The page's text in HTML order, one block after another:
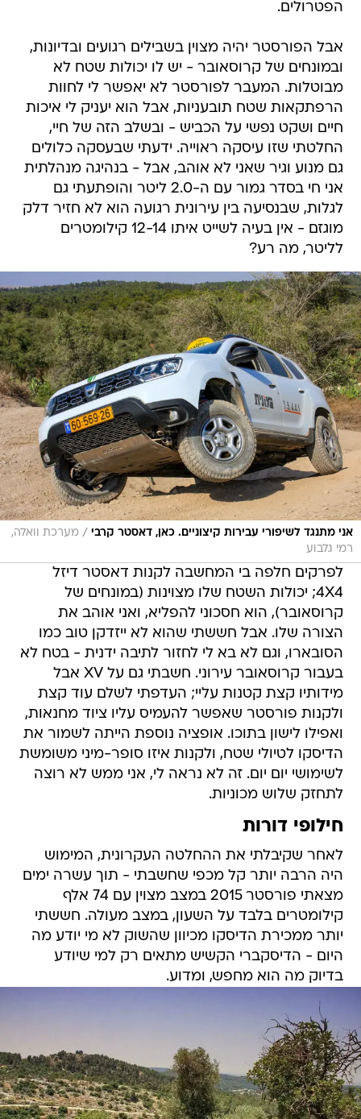
הפטרולים.
אבל הפורסטר יהיה מצוין בשבילים רגועים ובדיונות,
ובמונחים של קרוסאובר - יש לו יכולות שטח לא
מבוטלות. המעבר לפורסטר לא יאפשר לי לחוות
הרפתקאות שטח תובעניות, אבל הוא יעניק לי איכות
חיים ושקט נפשי על הכביש - ובשלב הזה של חיי,
החלטתי שזו עיסקה ראוייה. ידעתי שבעסקה כלולים
גם מנוע וגיר שאני לא אוהב, אבל - בנהיגה מנהלתית
אני חי בסדר גמור עם ה-2.0 ליטר והופתעתי גם
לגלות, שבנסיעה בין עירונית רגועה הוא לא חזיר דלק
מוגזם - אין בעיה לשייט איתו 12-14 קילומטרים
לליטר, מה רע?
אני מתנגד לשיפורי עבירות קיצוניים. כאן, דאסטר קרבי / מערכת וואלה,
רמי גלבוע
לפרקים חלפה בי המחשבה לקנות דאסטר דיזל
4X4; יכולות השטח שלו מצוינות (במונחים של
קרוסאובר), הוא חסכוני להפליא, ואני אוהב את
הצורה שלו. אבל חששתי שהוא לא ייזדקן טוב כמו
הסובארו, וגם לא בא לי לחזור לתיבה ידנית - בטח לא
בעבור קרוסאובר עירוני. חשבתי גם על XV אבל
מידותיו קצת קטנות עליי; העדפתי לשלם עוד קצת
ולקנות פורסטר שאפשר להעמיס עליו ציוד מחנאות,
ואפילו לישון בתוכו. אופציה נוספת הייתה לשמור את
הדיסקו לטיולי שטח, ולקנות איזו סופר-מיני משומשת
לשימושי יום יום. זה לא נראה לי, אני ממש לא רוצה
לתחזק שלוש מכוניות.
חילופי דורות
לאחר שקיבלתי את ההחלטה העקרונית, המימוש
היה הרבה יותר קל מכפי שחשבתי - תוך עשרה ימים
מצאתי פורסטר 2015 במצב מצוין עם 74 אלף
קילומטרים בלבד על השעון, במצב מעולה. חששתי
יותר ממכירת הדיסקו מכיוון שהשוק לא מי יודע מה
היום - הדיסקברי הקשיש מתאים רק למי שיודע
בדיוק מה הוא מחפש, ומדוע.